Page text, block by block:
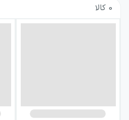
0 کالا